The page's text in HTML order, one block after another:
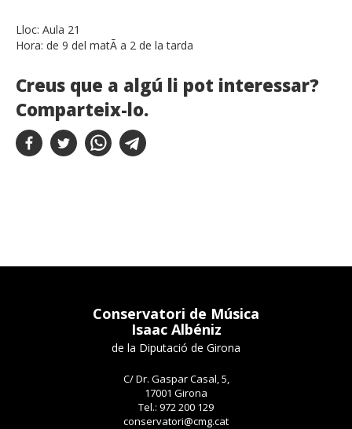
Lloc: Aula 21
Hora: de 9 del matÃ­ a 2 de la tarda
Creus que a algú li pot interessar?
Comparteix-lo.
Conservatori de Música
Isaac Albéniz
de la Diputació de Girona
C/ Dr. Gaspar Casal, 5,
17001 Girona
Tel.: 972 200 129
conservatori@cmg.cat